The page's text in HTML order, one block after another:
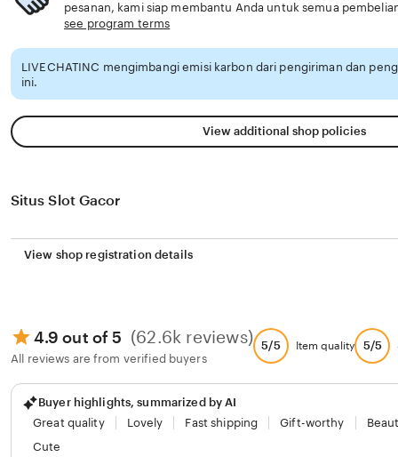
pesanan, kami siap membantu Anda untuk semua
see program terms
LIVECHATINC mengimbangi emisi karbon dari pengiriman dan
ini.
View additional shop policies
Situs Slot Gacor
View shop registration details
4.9 out of 5 (62.6k reviews)
All reviews are from verified buyers
5/5 Item quality 5/5
Buyer highlights, summarized by AI
Great quality
Lovely Fast shipping Gift-worthy
Cute